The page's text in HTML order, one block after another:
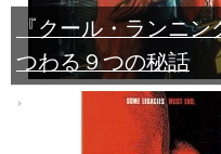
『クール・ランニ
つわる９つの秘話